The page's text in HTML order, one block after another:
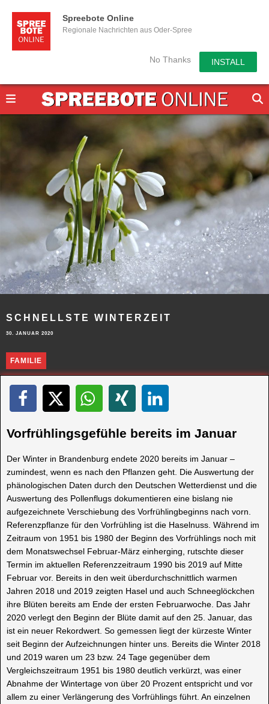
Spreebote Online
Regionale Nachrichten aus Oder-Spree
No Thanks INSTALL
SCHNELLSTE WINTERZEIT
30. JANUAR 2020
FAMILIE
Vorfrühlingsgefühle bereits im Januar
Der Winter in Brandenburg endete 2020 bereits im Januar –
zumindest, wenn es nach den Pflanzen geht. Die Auswertung der
phänologischen Daten durch den Deutschen Wetterdienst und die
Auswertung des Pollenflugs dokumentieren eine bislang nie
aufgezeichnete Verschiebung des Vorfrühlingbeginns nach vorn.
Referenzpflanze für den Vorfrühling ist die Haselnuss. Während im
Zeitraum von 1951 bis 1980 der Beginn des Vorfrühlings noch mit
dem Monatswechsel Februar-März einherging, rutschte dieser
Termin im aktuellen Referenzzeitraum 1990 bis 2019 auf Mitte
Februar vor. Bereits in den weit überdurchschnittlich warmen
Jahren 2018 und 2019 zeigten Hasel und auch Schneeglöckchen
ihre Blüten bereits am Ende der ersten Februarwoche. Das Jahr
2020 verlegt den Beginn der Blüte damit auf den 25. Januar, das
ist ein neuer Rekordwert. So gemessen liegt der kürzeste Winter
seit Beginn der Aufzeichnungen hinter uns. Bereits die Winter 2018
und 2019 waren um 23 bzw. 24 Tage gegenüber dem
Vergleichszeitraum 1951 bis 1980 deutlich verkürzt, was einer
Abnahme der Wintertage von über 20 Prozent entspricht und vor
allem zu einer Verlängerung des Vorfrühlings führt. An einzelnen